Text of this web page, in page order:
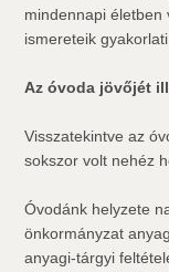
mindennapi életben
ismereteik
Az óvoda jövőjét
Visszatekintve az
sokszor volt nehéz
Óvodánk helyzete
önkormányzat
anyagi-tárgyi